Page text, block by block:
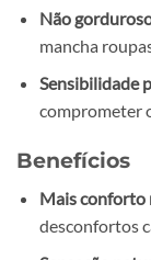
Não
mancha
Sensibilidade
comprometer
Benefícios
Mais conforto
desconfortos